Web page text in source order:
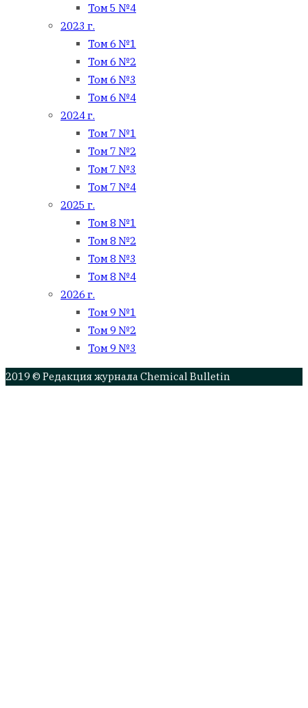
Том 5 №4
2023 г.
Том 6 №1
Том 6 №2
Том 6 №3
Том 6 №4
2024 г.
Том 7 №1
Том 7 №2
Том 7 №3
Том 7 №4
2025 г.
Том 8 №1
Том 8 №2
Том 8 №3
Том 8 №4
2026 г.
Том 9 №1
Том 9 №2
Том 9 №3
2019 © Редакция журнала Chemical Bulletin